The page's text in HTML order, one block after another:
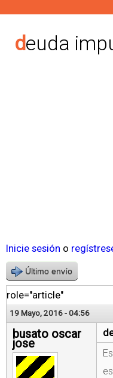
deuda
Inicie sesión o
Último envío
role="article"
19 Mayo, 2016 - 04:56
busato oscar
jose